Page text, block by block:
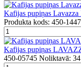
Kafijas pupiņas
Produkta kods: 450-
Kafijas pupiņas
450-05745 Noliktavā: